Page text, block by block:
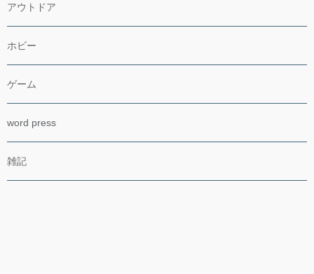
アウトドア
ホビー
ゲーム
word press
雑記